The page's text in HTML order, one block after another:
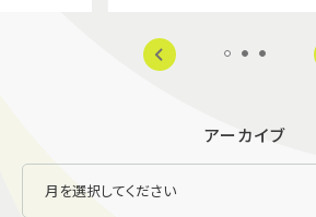
アーカイブ